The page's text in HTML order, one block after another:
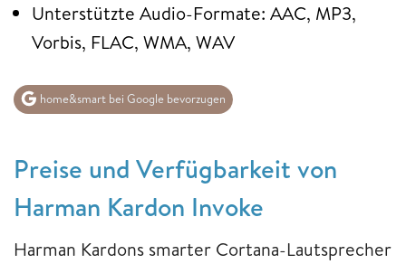
Unterstützte Audio-Formate: AAC, MP3,
Vorbis, FLAC, WMA, WAV
home&smart bei Google bevorzugen
Preise und Verfügbarkeit von
Harman Kardon Invoke
Harman Kardons smarter Cortana-Lautsprecher